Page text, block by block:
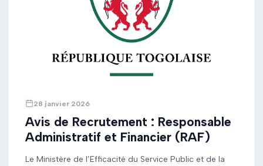
28 janvier 2026
Avis de Recrutement : Responsable
Administratif et Financier (RAF)
Le Ministère de l’Efficacité du Service Public et de la